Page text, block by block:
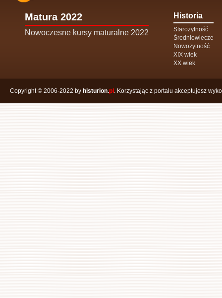
Matura 2022
Nowoczesne kursy maturalne 2022
Historia
Starożytność
Średniowiecze
Nowożytność
XIX wiek
XX wiek
Copyright © 2006-2022 by histurion.pl . Korzystając z portalu akceptujesz